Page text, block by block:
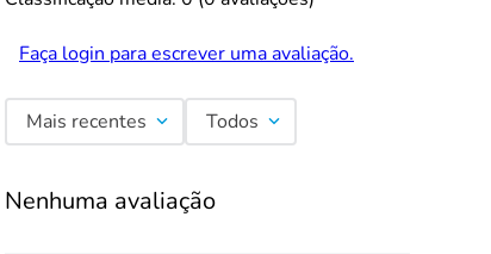
Faça login para escrever uma avaliação.
Mais recentes Todos
Nenhuma avaliação